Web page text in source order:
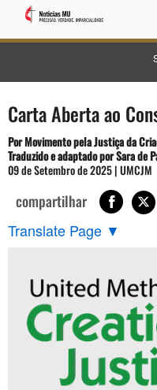
Carta Aberta ao
Por Movimento pela Justiça da
Traduzido e adaptado por Sara de
09 de Setembro de 2025 | UMCJM
compartilhar
Translate Page ▼